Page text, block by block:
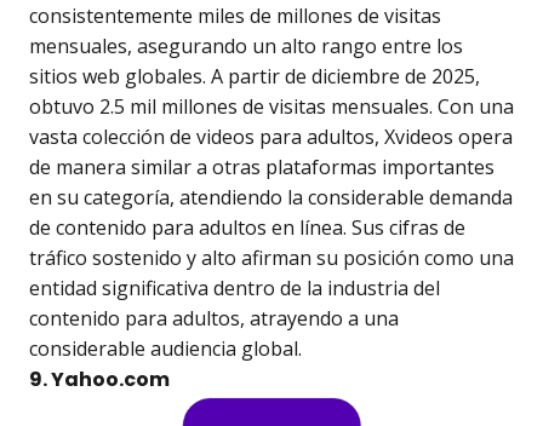
consistentemente miles de millones de visitas
mensuales, asegurando un alto rango entre los
sitios web globales. A partir de diciembre de 2025,
obtuvo 2.5 mil millones de visitas mensuales. Con una
vasta colección de videos para adultos, Xvideos opera
de manera similar a otras plataformas importantes
en su categoría, atendiendo la considerable demanda
de contenido para adultos en línea. Sus cifras de
tráfico sostenido y alto afirman su posición como una
entidad significativa dentro de la industria del
contenido para adultos, atrayendo a una
considerable audiencia global.
9. Yahoo.com